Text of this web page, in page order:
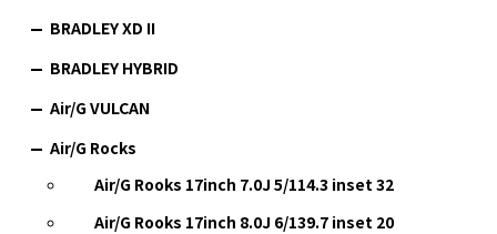
BRADLEY XD II
BRADLEY HYBRID
Air/G VULCAN
Air/G Rocks
Air/G Rooks 17inch 7.0J 5/114.3 inset 32
Air/G Rooks 17inch 8.0J 6/139.7 inset 20